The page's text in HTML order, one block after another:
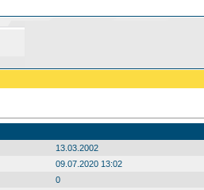
13.03.2002
09.07.2020 13:02
0